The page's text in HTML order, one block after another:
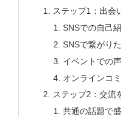
ステップ1：出会
SNSでの自己
SNSで繋がり
イベントでの
オンラインコ
ステップ2：交流
共通の話題で